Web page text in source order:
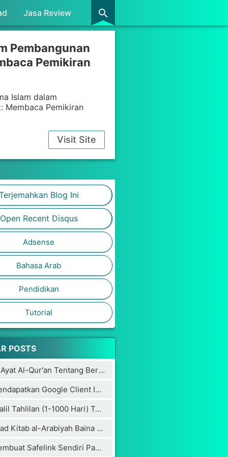
Jasa Review
Pembangunan
Pemikiran
Islam dalam
Membaca Pemikiran
Visit Site
Blog Ini
Open Recent Disqus
Adsense
Bahasa Arab
Pendidikan
Tutorial
POSTS
Inilah 7 Ayat Al-Qur'an Tentang Bertambahnya Usia
Cara Mendapatkan Google Client ID dan Google Key API
Inilah Dalil Tahlilan (1-1000 Hari) Terdapat Dalam Kitab Weda Hindu Bikin Penulisnya Masuk Islam
Download Kitab al-Arabiyah Baina Yadaik dan Audionya
Cara Membuat Safelink Sendiri Pada Blog Utama Yang Aman Buat Adsense